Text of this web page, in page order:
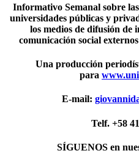
Informativo Semanal sobre
universidades públicas y
los medios de difusión de
comunicación social
Una producción
para
E-mail:
Telf. +58
SÍGUENOS en